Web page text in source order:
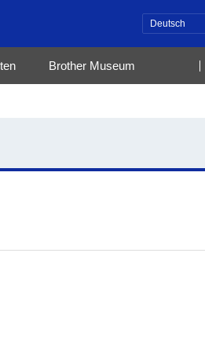
Brother Museum